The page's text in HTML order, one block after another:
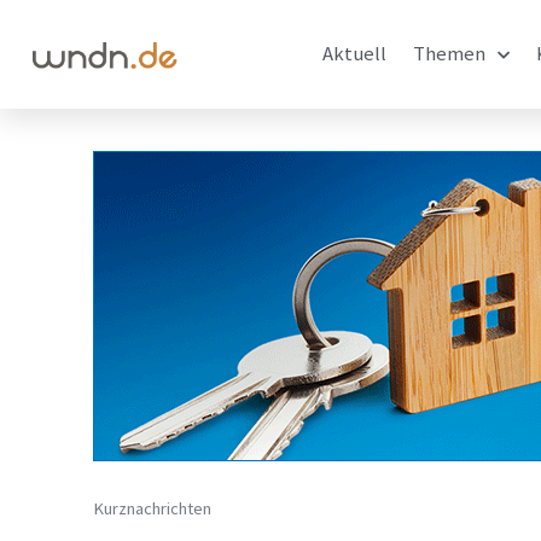
Aktuell Themen
Kurznachrichten